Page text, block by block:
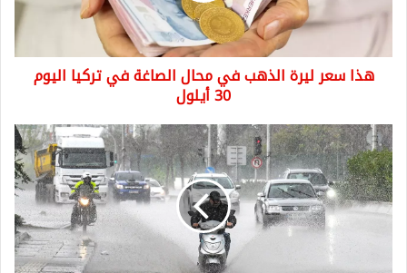
الصاغة
في
تركيا
اليومهذا سعر ليرة الذهب في محال الصاغة في تركيا اليوم
30 أيلول
تحذير
"أصفر"
لإسطنبول:
احذروا
الأمطار